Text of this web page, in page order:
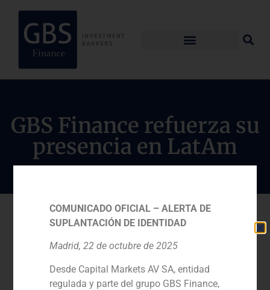
GBS Finance refuerza su
presencia en LatAm
COMUNICADO OFICIAL – ALERTA DE
SUPLANTACIÓN DE IDENTIDAD
Madrid, 22 de octubre de 2025
Desde Capital Markets AV SA, entidad
regulada y parte del grupo GBS Finance,